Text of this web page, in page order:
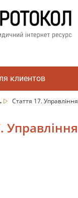
клиентов
Стаття 17.